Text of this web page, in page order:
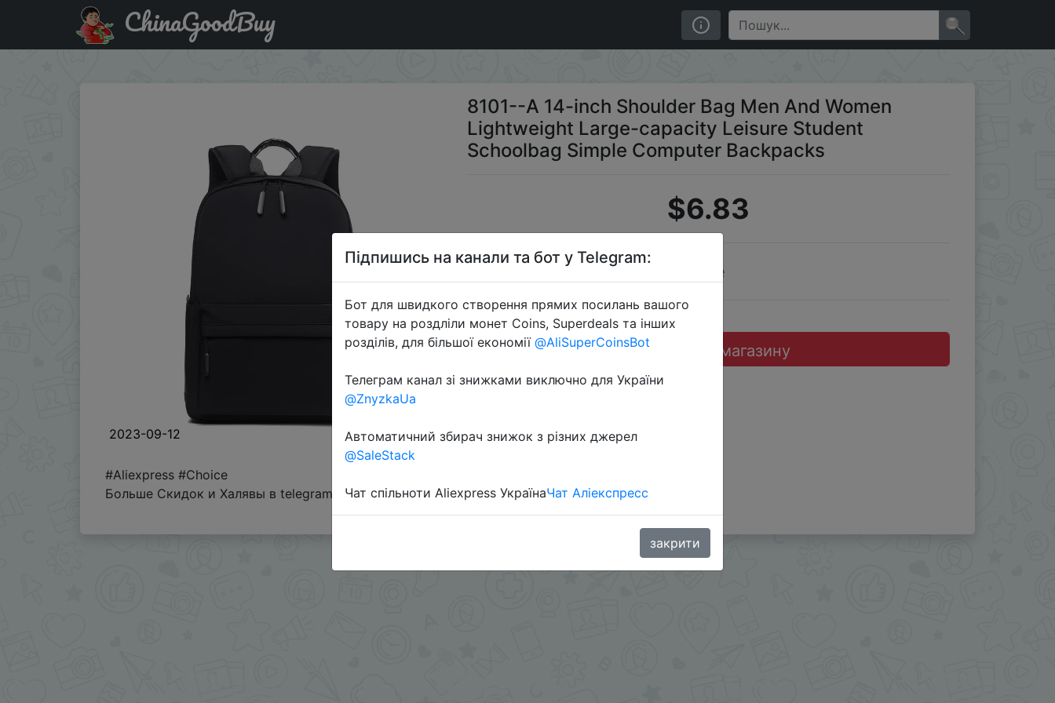
Акція на 8101--A 14-inch Shoulder Bag Men And Women Lightweight Large-capacity Leisure Student Schoolbag Simple Computer Backpacks
ChinaGoodBuy
2023-09-12
8101--A 14-inch Shoulder Bag Men And Women
Lightweight Large-capacity Leisure Student
Schoolbag Simple Computer Backpacks
$6.83
Sale
Перейти до магазину
#Aliexpress #Choice
Больше Скидок и Халявы в telegram
t.me/%2B8jHVizJO6XY3M2Qy
Підпишись на канали та бот у Telegram:
Бот для швидкого створення прямих посилань вашого
товару на роздліли монет Coins, Superdeals та інших
розділів, для більшої економії @AliSuperCoinsBot
Телеграм канал зі знижками виключно для України
@ZnyzkaUa
Автоматичний збирач знижок з різних джерел
@SaleStack
Чат спільноти Aliexpress УкраїнаЧат Аліекспресс
закрити